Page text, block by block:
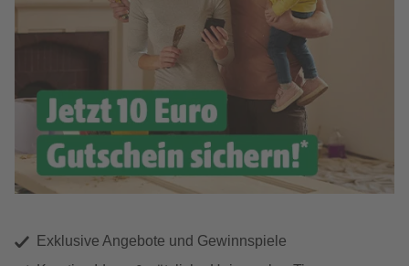
Exklusive Angebote und Gewinnspiele